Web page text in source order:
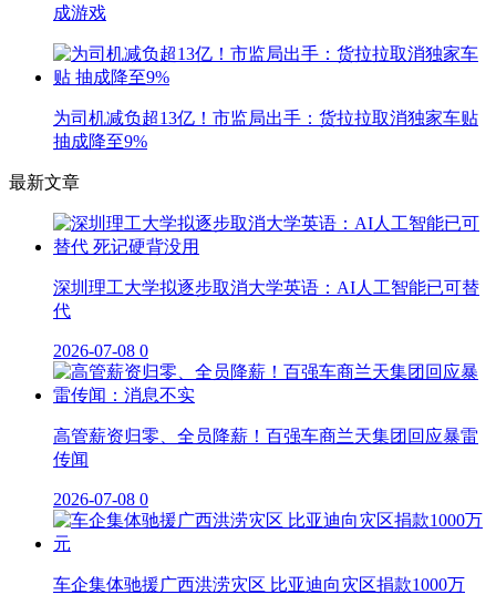
成游戏
为司机减负超13亿！市监局出手：货拉拉取消独家车贴
抽成降至9%
最新文章
深圳理工大学拟逐步取消大学英语：AI人工智能已可替
代
2026-07-08 0
高管薪资归零、全员降薪！百强车商兰天集团回应暴雷
传闻
2026-07-08 0
车企集体驰援广西洪涝灾区 比亚迪向灾区捐款1000万